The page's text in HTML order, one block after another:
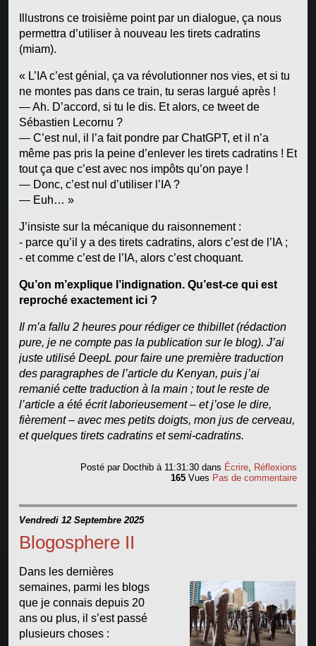
Illustrons ce troisième point par un dialogue, ça nous
permettra d’utiliser à nouveau les tirets cadratins
(miam).
« L’IA c’est génial, ça va révolutionner nos vies, et si tu
ne montes pas dans ce train, tu seras largué après !
— Ah. D’accord, si tu le dis. Et alors, ce tweet de
Sébastien Lecornu ?
— C’est nul, il l’a fait pondre par ChatGPT, et il n’a
même pas pris la peine d’enlever les tirets cadratins ! Et
tout ça que c’est avec nos impôts qu’on paye !
— Donc, c’est nul d’utiliser l’IA ?
— Euh… »
J’insiste sur la mécanique du raisonnement :
- parce qu’il y a des tirets cadratins, alors c’est de l’IA ;
- et comme c’est de l’IA, alors c’est choquant.
Qu’on m’explique l’indignation. Qu’est-ce qui est
reproché exactement ici ?
Il m’a fallu 2 heures pour rédiger ce thibillet (rédaction
pure, je ne compte pas la publication sur le blog). J’ai
juste utilisé DeepL pour faire une première traduction
des paragraphes de l’article du Kenyan, puis j’ai
remanié cette traduction à la main ; tout le reste de
l’article a été écrit laborieusement – et j’ose le dire,
fièrement – avec mes petits doigts, mon jus de cerveau,
et quelques tirets cadratins et semi-cadratins.
Posté par Docthib à 11:31:30dans Écrire Réflexions
165 Vues Pas de commentaire
Vendredi 12 Septembre 2025
Blogosphere II
Dans les dernières
semaines, parmi les blogs
que je connais depuis 20
ans ou plus, il s’est passé
plusieurs choses :